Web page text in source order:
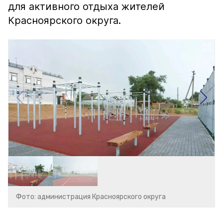
для активного отдыха жителей
Красноярского округа.
Фото: администрация Красноярского округа